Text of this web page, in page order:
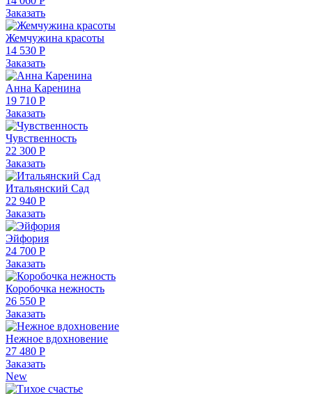
Заказать
Жемчужина красоты
14 530 Р
Заказать
Анна Каренина
19 710 Р
Заказать
Чувственность
22 300 Р
Заказать
Итальянский Сад
22 940 Р
Заказать
Эйфория
24 700 Р
Заказать
Коробочка нежность
26 550 Р
Заказать
Нежное вдохновение
27 480 Р
Заказать
New